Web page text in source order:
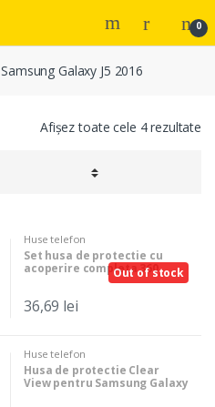
0
Samsung Galaxy J5 2016
Afișez toate cele 4 rezultate
Huse telefon
Set husa de protectie cu
acoperire completa 360
grade si folie protectie
2016, Negru
Out of stock
36,69 lei
Huse telefon
Husa de protectie Clear
View pentru Samsung Galaxy